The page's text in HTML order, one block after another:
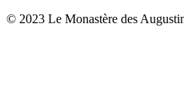
© 2023 Le Monastère des